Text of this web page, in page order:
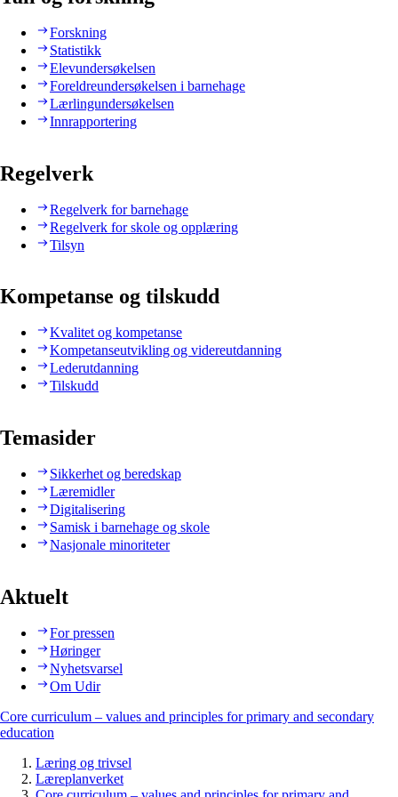
Forskning
Statistikk
Elevundersøkelsen
Foreldreundersøkelsen i barnehage
Lærlingundersøkelsen
Innrapportering
Regelverk
Regelverk for barnehage
Regelverk for skole og opplæring
Tilsyn
Kompetanse og tilskudd
Kvalitet og kompetanse
Kompetanseutvikling og videreutdanning
Lederutdanning
Tilskudd
Temasider
Sikkerhet og beredskap
Læremidler
Digitalisering
Samisk i barnehage og skole
Nasjonale minoriteter
Aktuelt
For pressen
Høringer
Nyhetsvarsel
Om Udir
Core curriculum – values and principles for primary and secondary
education
Læring og trivsel
Læreplanverket